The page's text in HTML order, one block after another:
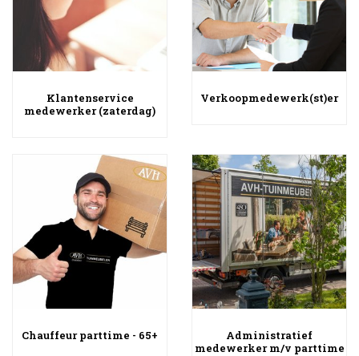
Klantenservice
medewerker (zaterdag)
Verkoopmedewerk(st)er
Chauffeur parttime - 65+
Administratief
medewerker m/v parttime